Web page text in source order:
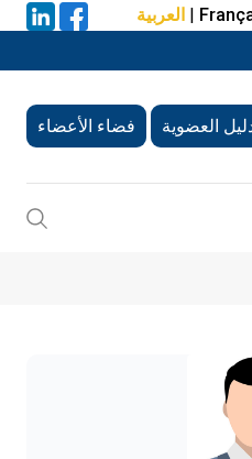
|العربية
العضوية فضاء الأعضاء